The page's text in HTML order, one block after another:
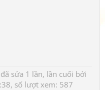
sửa 1 lần, lần cuối bởi
số lượt xem: 587